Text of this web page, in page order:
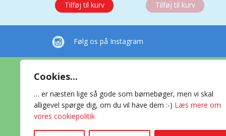
Cookies...
… er næsten lige så gode som børnebøger, men vi skal
alligevel spørge dig, om du vil have dem :-) Læs mere om
vores cookiepolitik
Tilføj til kurv
Tilføj til kurv
Følg os på Instagram